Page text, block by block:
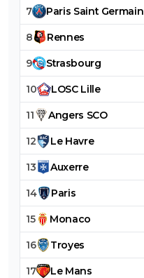
7 Paris Saint Germain
8 Rennes
9 Strasbourg
10 LOSC Lille
11 Angers SCO
12 Le Havre
13 Auxerre
14 Paris
15 Monaco
16 Troyes
17 Le Mans